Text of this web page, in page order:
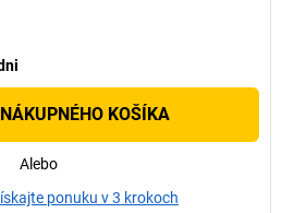
KOŠÍKA
Alebo
ponuku v 3 krokoch